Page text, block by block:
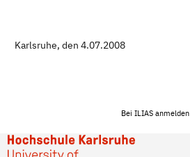
Karlsruhe, den 4.07.2008
Bei ILIAS anmelden